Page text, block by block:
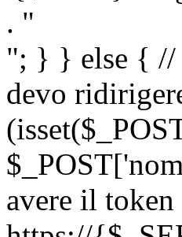
. "
"; } } else { //
devo
avere il